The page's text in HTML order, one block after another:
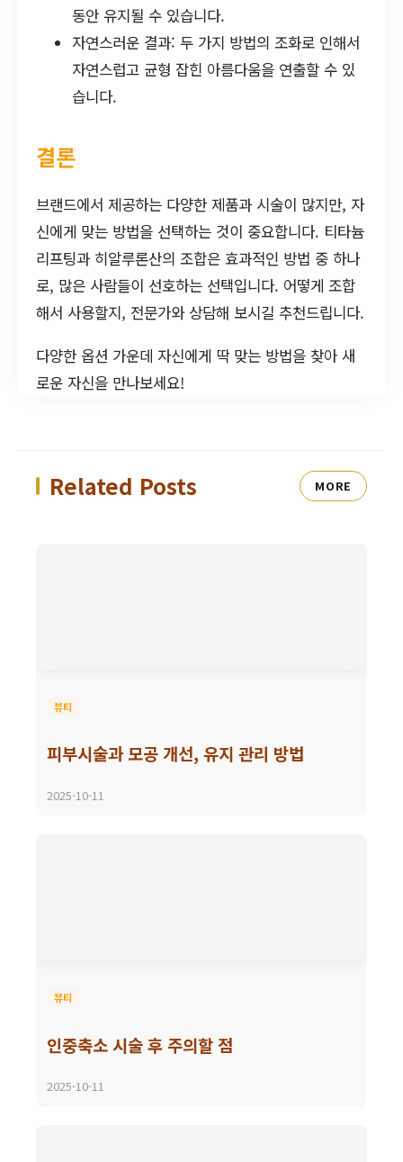
동안 유지될 수 있습니다.
자연스러운 결과: 두 가지 방법의 조화로 인해서
자연스럽고 균형 잡힌 아름다움을 연출할 수 있
습니다.
결론
브랜드에서 제공하는 다양한 제품과 시술이 많지만, 자
신에게 맞는 방법을 선택하는 것이 중요합니다. 티타늄
리프팅과 히알루론산의 조합은 효과적인 방법 중 하나
로, 많은 사람들이 선호하는 선택입니다. 어떻게 조합
해서 사용할지, 전문가와 상담해 보시길 추천드립니다.
다양한 옵션 가운데 자신에게 딱 맞는 방법을 찾아 새
로운 자신을 만나보세요!
Related Posts MORE
뷰티
피부시술과 모공 개선, 유지 관리 방법
2025-10-11
뷰티
인중축소 시술 후 주의할 점
2025-10-11